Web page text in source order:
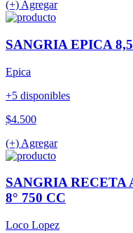
(+) Agregar
SANGRIA EPICA
Epica
+5 disponibles
$4.500
(+) Agregar
SANGRIA RECETA
8° 750 CC
Loco Lopez